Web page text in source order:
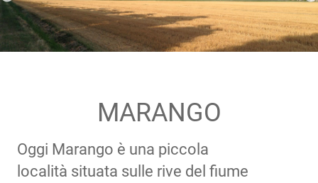
MARANGO
Oggi Marango è una piccola
località situata sulle rive del fiume